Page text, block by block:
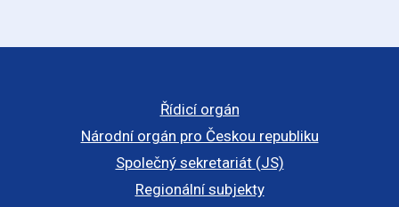
Řídicí orgán
Národní orgán pro Českou republiku
Společný sekretariát (JS)
Regionální subjekty